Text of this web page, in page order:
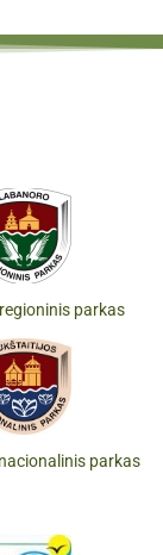
parkas
parkas